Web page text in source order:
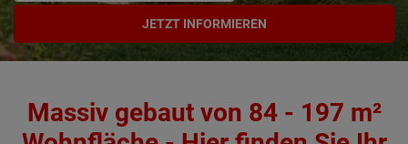
JETZT INFORMIEREN
Massiv gebaut von 84 - 197 m²